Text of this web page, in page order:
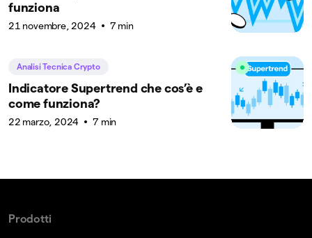
funziona
21 novembre, 2024 7 min
Analisi Tecnica Crypto
Indicatore Supertrend che cos’è e
come funziona?
22 marzo, 2024 7 min
Prodotti